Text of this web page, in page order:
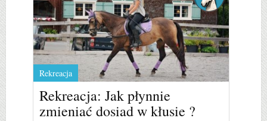
Rekreacja
Rekreacja: Jak płynnie
zmieniać dosiad w kłusie ?